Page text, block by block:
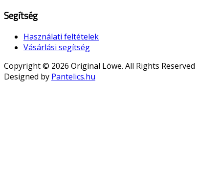
Segítség
Használati feltételek
Vásárlási segítség
Copyright © 2026 Original Löwe. All Rights Reserved
Designed by Pantelics.hu